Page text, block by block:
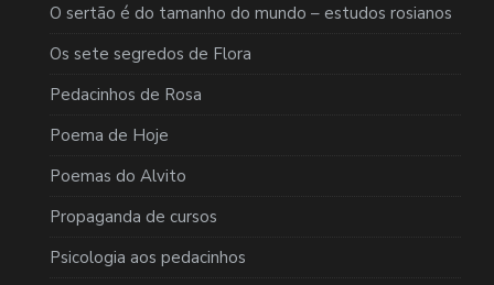
O sertão é do tamanho do mundo – estudos rosianos
Os sete segredos de Flora
Pedacinhos de Rosa
Poema de Hoje
Poemas do Alvito
Propaganda de cursos
Psicologia aos pedacinhos